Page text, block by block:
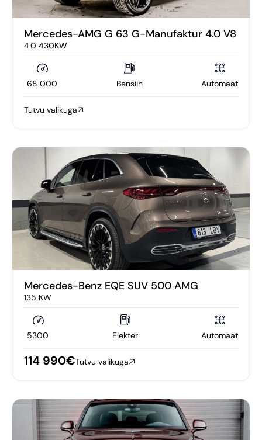
Mercedes-AMG G 63 G-Manufaktur 4.0 V8
4.0 430KW
68 000 Bensiin Automaat
Tutvu valikuga
Mercedes-Benz EQE SUV 500 AMG
135 KW
5300 Elekter Automaat
114 990€Tutvu valikuga